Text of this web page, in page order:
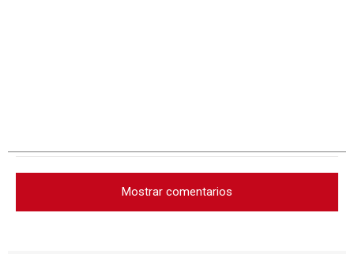
Mostrar comentarios